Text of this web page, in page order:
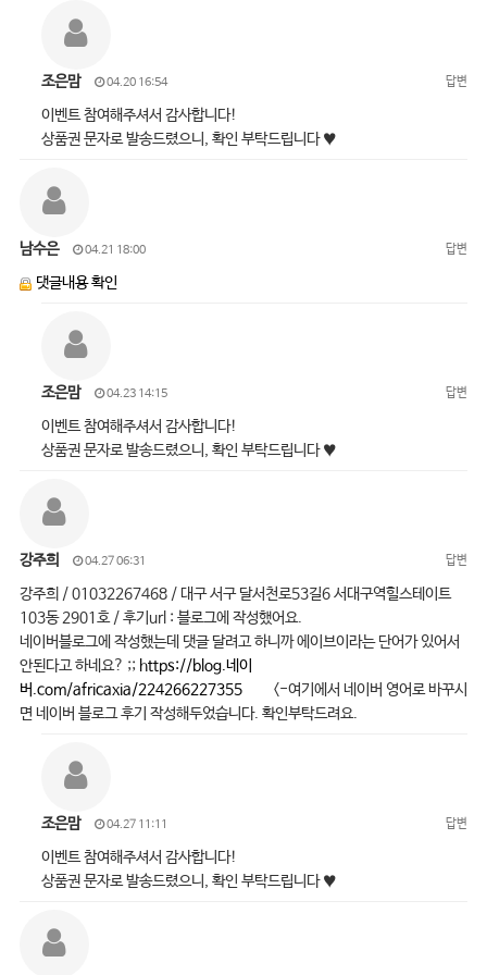
조은맘 04.20 16:54 답변
이벤트 참여해주셔서 감사합니다!
상품권 문자로 발송드렸으니, 확인 부탁드립니다 ♥
남수은 04.21 18:00 답변
댓글내용 확인
조은맘 04.23 14:15 답변
이벤트 참여해주셔서 감사합니다!
상품권 문자로 발송드렸으니, 확인 부탁드립니다 ♥
강주희 04.27 06:31 답변
강주희 / 01032267468 / 대구 서구 달서천로53길6 서대구역힐스테이트
103동 2901호 / 후기url : 블로그에 작성했어요.
네이버블로그에 작성했는데 댓글 달려고 하니까 에이브이라는 단어가 있어서
안된다고 하네요? ;; https://blog.네이
버.com/africaxia/224266227355<-여기에서 네이버 영어로 바꾸시
면 네이버 블로그 후기 작성해두었습니다. 확인부탁드려요.
조은맘 04.27 11:11 답변
이벤트 참여해주셔서 감사합니다!
상품권 문자로 발송드렸으니, 확인 부탁드립니다 ♥